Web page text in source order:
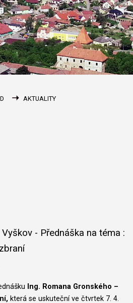
AKTUALITY
- Přednáška na téma :
Ing. Romana Gronského –
která se uskuteční ve čtvrtek 7. 4.